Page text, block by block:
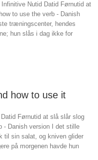
Nutid Datid Førnutid at
to use the verb - Danish
træningscenter, hendes
hun slås i dag ikke for
how to use it
Førnutid at slå slår slog
- Danish version I det stille
til sin salat, og kniven glider
på morgenen havde hun